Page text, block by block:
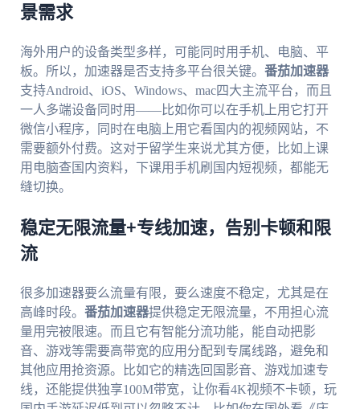
景需求
海外用户的设备类型多样，可能同时用手机、电脑、平
板。所以，加速器是否支持多平台很关键。 番茄加速器
支持Android、iOS、Windows、mac四大主流平台，而且
一人多端设备同时用——比如你可以在手机上用它打开
微信小程序，同时在电脑上用它看国内的视频网站，不
需要额外付费。这对于留学生来说尤其方便，比如上课
用电脑查国内资料，下课用手机刷国内短视频，都能无
缝切换。
稳定无限流量+专线加速，告别卡顿和限
流
很多加速器要么流量有限，要么速度不稳定，尤其是在
高峰时段。 番茄加速器提供稳定无限流量，不用担心流
量用完被限速。而且它有智能分流功能，能自动把影
音、游戏等需要高带宽的应用分配到专属线路，避免和
其他应用抢资源。比如它的精选回国影音、游戏加速专
线，还能提供独享100M带宽，让你看4K视频不卡顿，玩